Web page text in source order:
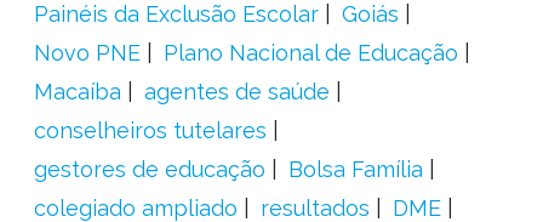
Painéis da Exclusão Escolar
Goiás
Novo PNE
Plano Nacional de Educação
Macaíba
agentes de saúde
conselheiros tutelares
gestores de educação
Bolsa Família
colegiado ampliado
resultados
DME